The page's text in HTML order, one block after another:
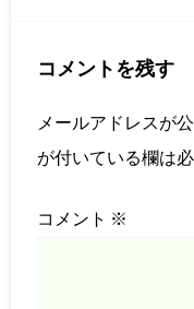
コメントを残す
メールアドレスが
が付いている欄は
コメント ※